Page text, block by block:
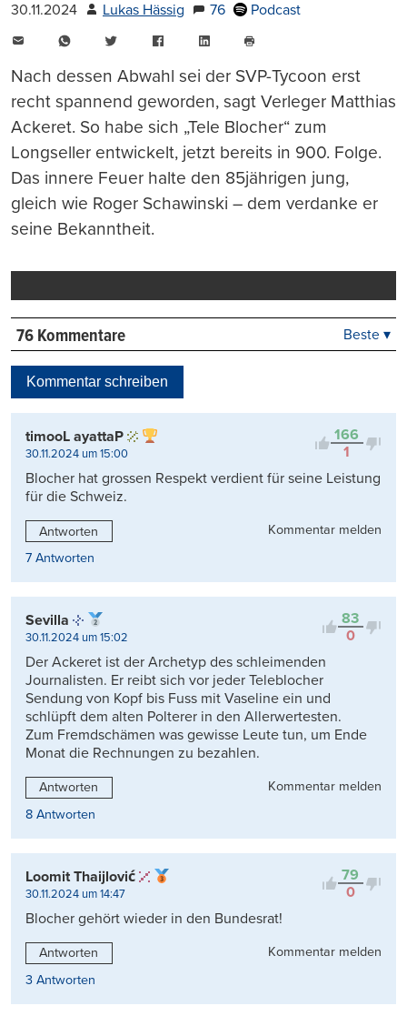
30.11.2024 Lukas Hässig 76
Podcast
WhatsAppTwitter FacebookLinkedIn
drucken
Nach dessen Abwahl sei der SVP-Tycoon erst
recht spannend geworden, sagt Verleger Matthias
Ackeret. So habe sich „Tele Blocher“ zum
Longseller entwickelt, jetzt bereits in 900. Folge.
Das innere Feuer halte den 85jährigen jung,
gleich wie Roger Schawinski – dem verdanke er
seine Bekanntheit.
76 Kommentare
Kontrovers
Beste ▾
Kommentar schreiben
166
1
timooL ayattaP
30.11.2024 um 15:00
Blocher hat grossen Respekt verdient für seine Leistung
für die Schweiz.
Antworten
Kommentar melden
7 Antworten
83
0
Sevilla
30.11.2024 um 15:02
Der Ackeret ist der Archetyp des schleimenden
Journalisten. Er reibt sich vor jeder Teleblocher
Sendung von Kopf bis Fuss mit Vaseline ein und
schlüpft dem alten Polterer in den Allerwertesten.
Zum Fremdschämen was gewisse Leute tun, um Ende
Monat die Rechnungen zu bezahlen.
Antworten
Kommentar melden
8 Antworten
79
0
Loomit Thaijlović
30.11.2024 um 14:47
Blocher gehört wieder in den Bundesrat!
Antworten
Kommentar melden
3 Antworten